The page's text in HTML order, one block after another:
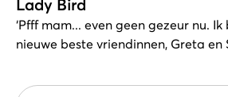
Lady Bird
‘Pfff mam... even geen gezeur nu.
nieuwe beste vriendinnen, Greta en